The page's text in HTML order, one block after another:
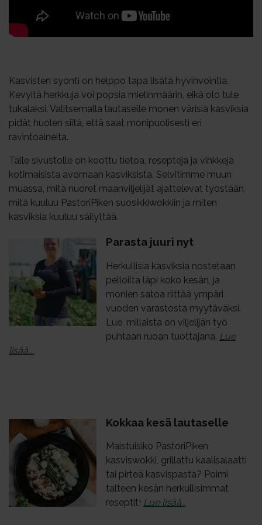
Kasvisten syönti on helppo tapa lisätä hyvinvointia.
Kevyitä herkkuja voi popsia mielinmäärin, eikä olo tule
tukalaksi. Valitsemalla lautaselle monen värisiä kasviksia
pidät huolen siitä, että saat monipuolisesti eri
ravintoaineita.
Tälle sivustolle on koottu tietoa, reseptejä ja vinkkejä
kotimaisista avomaan kasviksista. Selvitimme muun
muassa, mitä nuoret maanviljelijät ajattelevat työstään,
mitä kuuluu PastoriPiken suosikkiwokkiin ja miten
kasviksia kuuluu säilyttää.
Pa­ras­ta juu­ri nyt
Herkullisia kasviksia nostetaan
pelloilta läpi koko kesän, ja
monien satoa riittää ympäri
vuoden varastosta myytäväksi.
Lue, millaista on viljelijän työ
puhtaan ruoan tuottajana. Lue
lisää….
Kok­kaa ke­sä lau­ta­sel­le
Maistuisiko PastoriPiken
kasviswokki, grillattu kaalisalaatti
tai pirteä kasvispasta? Poimi
talteen kesän herkullisimmat
reseptit! Lue lisää…